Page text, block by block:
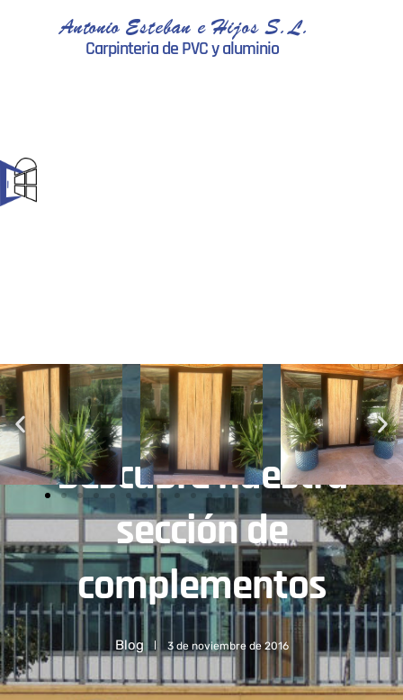
Antonio Esteban e Hijos S.L.
Carpinteria de PVC y aluminio
Descubre nuestra
sección de
complementos
Blog 3 de noviembre de 2016